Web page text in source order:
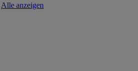
Alle anzeigen